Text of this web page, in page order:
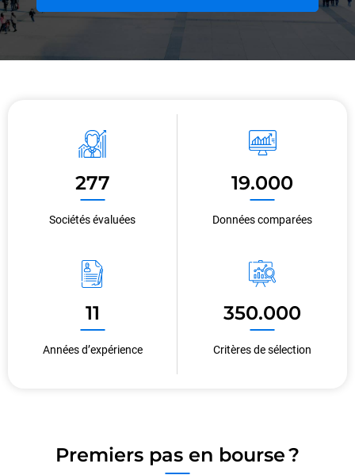
277
Sociétés évaluées
19.000
Données comparées
11
Années d’expérience
350.000
Critères de sélection
Premiers pas en bourse ?